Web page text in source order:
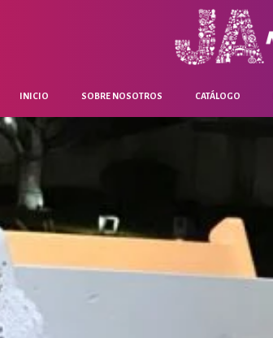
INICIO SOBRE NOSOTROS CATÁLOGO